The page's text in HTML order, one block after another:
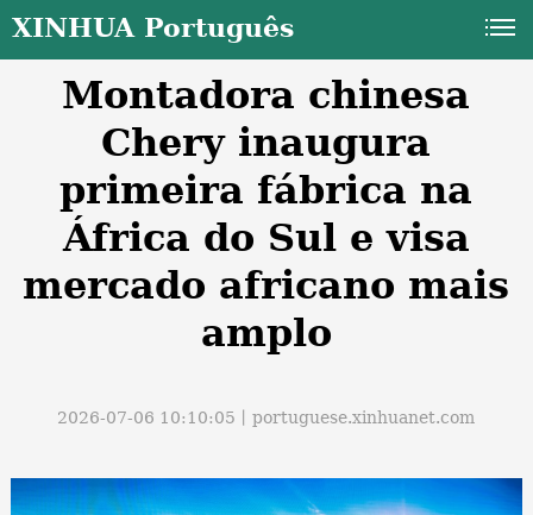
XINHUA Português
Montadora chinesa
Chery inaugura
primeira fábrica na
África do Sul e visa
mercado africano mais
amplo
2026-07-06 10:10:05丨portuguese.xinhuanet.com